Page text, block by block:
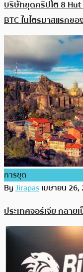
บริษัทขุดคริปโต 8
BTC ในไตรมาสแรกข
การขุด
ByJirapasเมษายน 26,
ประเทศจอร์เจีย กลา